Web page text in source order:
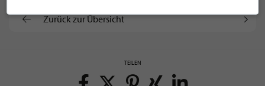
Zurück zur Übersicht
TEILEN